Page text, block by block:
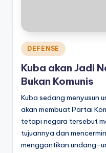
Posted
in
DEFENSE
Kuba akan Jadi
Bukan Komunis
Kuba sedang menyusun
akan membuat Partai
tetapi negara tersebut
tujuannya dan
menggantikan undang-